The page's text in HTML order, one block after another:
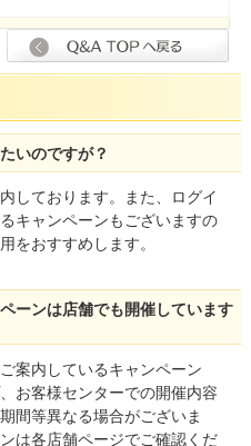
いのですが？
しております。また、ログイ
キャンペーンもございますの
をおすすめします。
ーンは店舗でも開催しています
案内しているキャンペーン
お客様センターでの開催内容
間等異なる場合がございま
は各店舗ページでご確認くだ